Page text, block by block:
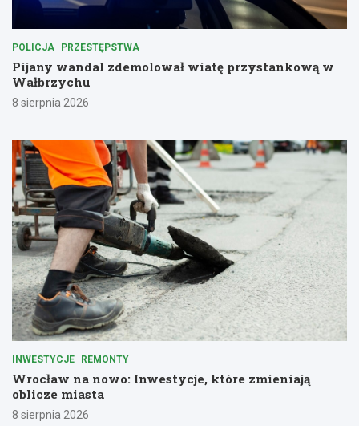
POLICJA PRZESTĘPSTWA
Pijany wandal zdemolował wiatę przystankową w
Wałbrzychu
8 sierpnia 2026
INWESTYCJE REMONTY
Wrocław na nowo: Inwestycje, które zmieniają
oblicze miasta
8 sierpnia 2026